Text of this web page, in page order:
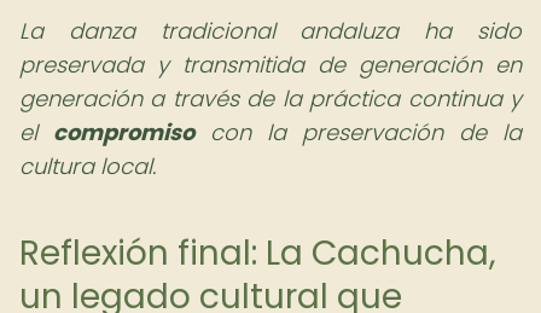
La danza tradicional andaluza ha sido
preservada y transmitida de generación en
generación a través de la práctica continua y
el compromisocon la preservación de la
cultura local.
Reflexión final: La Cachucha,
un legado cultural que